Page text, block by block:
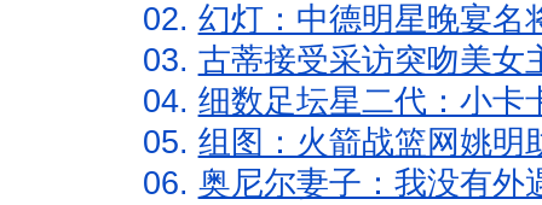
02. 幻灯：中德明星晚宴名
03. 古蒂接受采访突吻美女
04. 细数足坛星二代：小卡
05. 组图：火箭战篮网姚明
06. 奥尼尔妻子：我没有外